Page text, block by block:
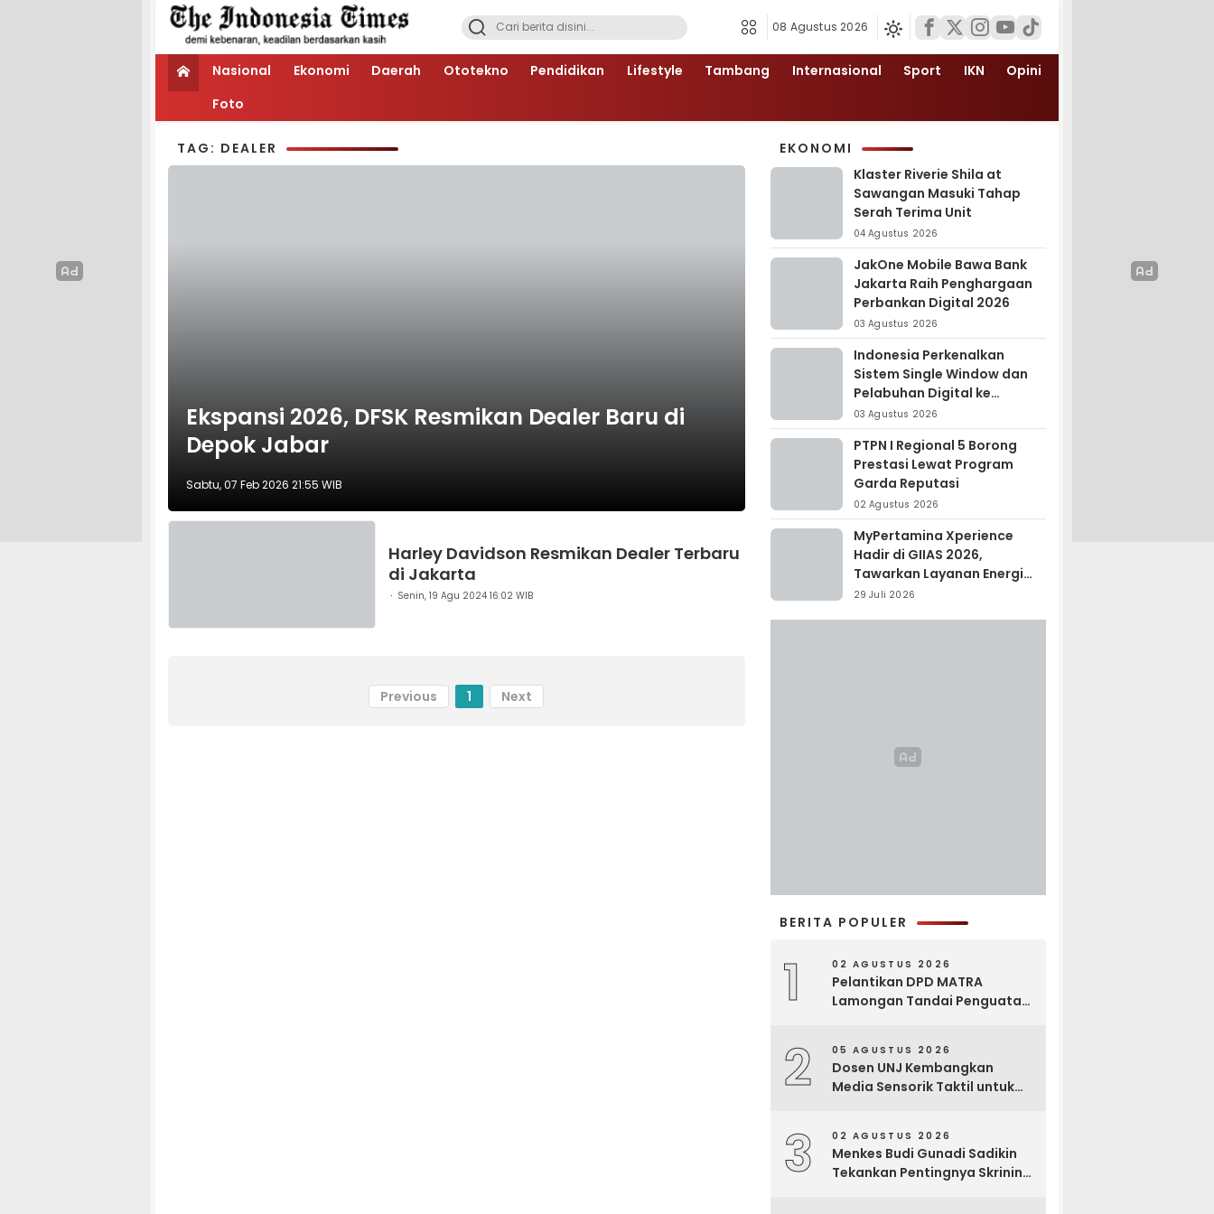
08 Agustus 2026
Nasional Ekonomi Daerah Ototekno Pendidikan Lifestyle Tambang Internasional Sport IKN
Opini
Foto
TAG: DEALER
Ekspansi 2026, DFSK Resmikan Dealer Baru di
Depok Jabar
Sabtu, 07 Feb 2026 21:55 WIB
Harley Davidson Resmikan Dealer Terbaru
di Jakarta
Senin, 19 Agu 2024 16:02 WIB
Previous 1 Next
EKONOMI
Klaster Riverie Shila at
Sawangan Masuki Tahap
Serah Terima Unit
04 Agustus 2026
JakOne Mobile Bawa Bank
Jakarta Raih Penghargaan
Perbankan Digital 2026
03 Agustus 2026
Indonesia Perkenalkan
Sistem Single Window dan
Pelabuhan Digital ke
Madagaskar
03 Agustus 2026
PTPN I Regional 5 Borong
Prestasi Lewat Program
Garda Reputasi
02 Agustus 2026
MyPertamina Xperience
Hadir di GIIAS 2026,
Tawarkan Layanan Energi
Terintegrasi
29 Juli 2026
BERITA POPULER
1 02 AGUSTUS 2026
Pelantikan DPD MATRA
Lamongan Tandai Penguatan
2 05 AGUSTUS 2026
Dosen UNJ Kembangkan
Media Sensorik Taktil untuk
3 02 AGUSTUS 2026
Menkes Budi Gunadi Sadikin
Tekankan Pentingnya Skrining